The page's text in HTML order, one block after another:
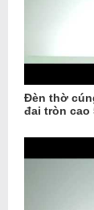
Đèn thờ
đai tròn cao